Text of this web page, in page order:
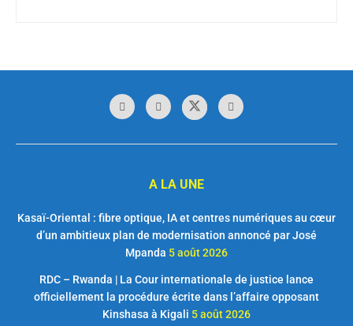
A LA UNE
Kasaï-Oriental : fibre optique, IA et centres numériques au cœur
d’un ambitieux plan de modernisation annoncé par José
Mpanda 5 août 2026
RDC – Rwanda | La Cour internationale de justice lance
officiellement la procédure écrite dans l’affaire opposant
Kinshasa à Kigali 5 août 2026